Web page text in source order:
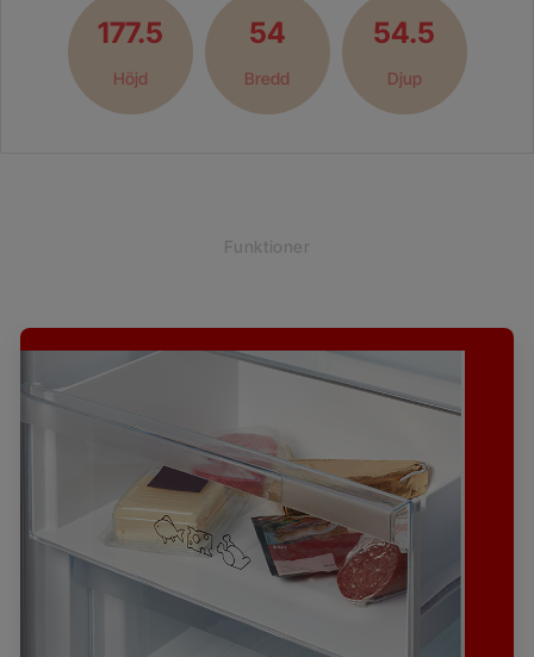
177.5
Höjd
54
Bredd
54.5
Djup
Funktioner